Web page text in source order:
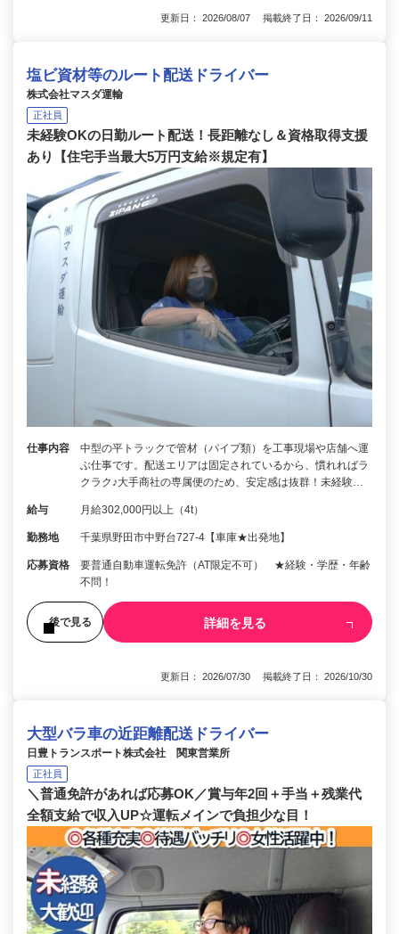
更新日： 2026/08/07 掲載終了日： 2026/09/11
塩ビ資材等のルート配送ドライバー
株式会社マスダ運輸
正社員
未経験OKの日勤ルート配送！長距離なし＆資格取得支援
あり【住宅手当最大5万円支給※規定有】
仕事内容
中型の平トラックで管材（パイプ類）を工事現場や店舗へ運
ぶ仕事です。配送エリアは固定されているから、慣れればラ
クラク♪大手商社の専属便のため、安定感は抜群！未経験…
給与 月給302,000円以上（4t）
勤務地 千葉県野田市中野台727-4【車庫★出発地】
応募資格
要普通自動車運転免許（AT限定不可） ★経験・学歴・年齢
不問！
後で見る 詳細を見る
更新日： 2026/07/30 掲載終了日： 2026/10/30
大型バラ車の近距離配送ドライバー
日豊トランスポート株式会社 関東営業所
正社員
＼普通免許があれば応募OK／賞与年2回＋手当＋残業代
全額支給で収入UP☆運転メインで負担少な目！